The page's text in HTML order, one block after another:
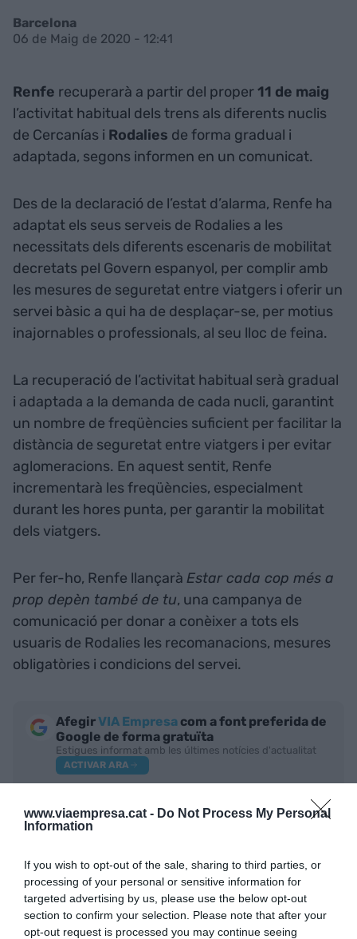
www.viaempresa.cat - Do Not Process My Personal
Information
If you wish to opt-out of the sale, sharing to third parties, or
processing of your personal or sensitive information for
targeted advertising by us, please use the below opt-out
section to confirm your selection. Please note that after your
opt-out request is processed you may continue seeing
Barcelona
06 de Maig de 2020 - 12:41
Renfe recuperarà a partir del proper11 de maig
l’activitat habitual dels trens als diferents nuclis
de Cercanías i Rodalies de forma gradual i
adaptada, segons informen en un comunicat.
Des de la declaració de l’estat d’alarma, Renfe ha
adaptat els seus serveis de Rodalies a les
necessitats dels diferents escenaris de mobilitat
decretats pel Govern espanyol, per complir amb
les mesures de seguretat entre viatgers i oferir un
servei bàsic a qui ha de desplaçar-se, per motius
inajornables o professionals, al seu lloc de feina.
La recuperació de l’activitat habitual serà gradual
i adaptada a la demanda de cada nucli, garantint
un nombre de freqüències suficient per facilitar la
distància de seguretat entre viatgers i per evitar
aglomeracions. En aquest sentit, Renfe
incrementarà les freqüències, especialment
durant les hores punta, per garantir la mobilitat
dels viatgers.
Per fer-ho, Renfe llançarà Estar cada cop més a
prop depèn també de tu, una campanya de
comunicació per donar a conèixer a tots els
usuaris de Rodalies les recomanacions, mesures
obligatòries i condicions del servei.
AfegirVIA Empresa com a font preferida de
Google de forma gratuïta
Estigues informat amb les últimes notícies d'actualitat
ACTIVAR ARA